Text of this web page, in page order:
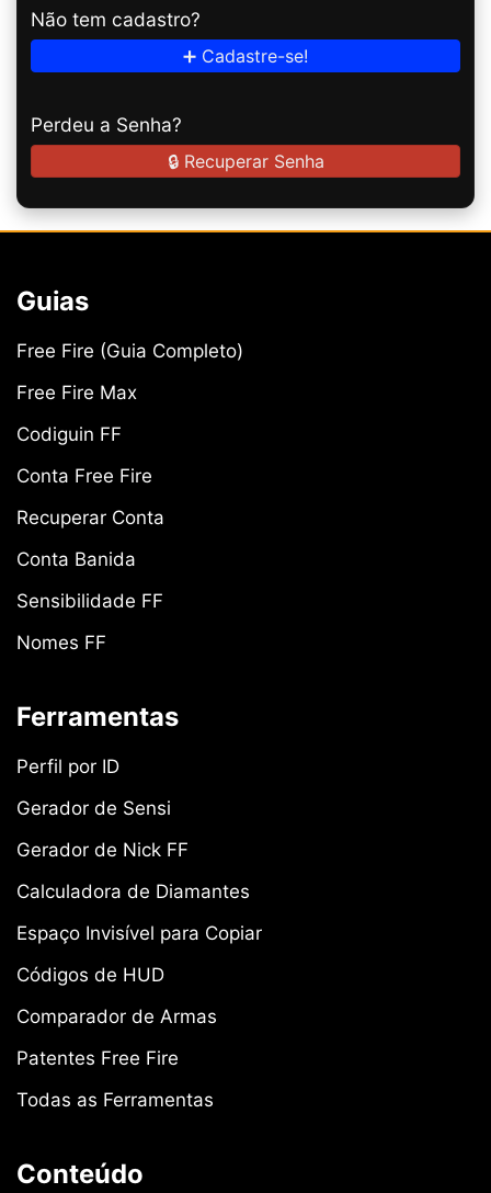
Não tem cadastro?
➕ Cadastre-se!
Perdeu a Senha?
🔒 Recuperar Senha
Guias
Free Fire (Guia Completo)
Free Fire Max
Codiguin FF
Conta Free Fire
Recuperar Conta
Conta Banida
Sensibilidade FF
Nomes FF
Ferramentas
Perfil por ID
Gerador de Sensi
Gerador de Nick FF
Calculadora de Diamantes
Espaço Invisível para Copiar
Códigos de HUD
Comparador de Armas
Patentes Free Fire
Todas as Ferramentas
Conteúdo